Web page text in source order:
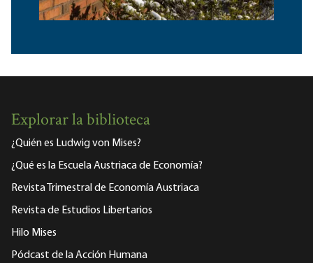
Explorar la biblioteca
¿Quién es Ludwig von Mises?
¿Qué es la Escuela Austriaca de Economía?
Revista Trimestral de Economía Austriaca
Revista de Estudios Libertarios
Hilo Mises
Pódcast de la Acción Humana